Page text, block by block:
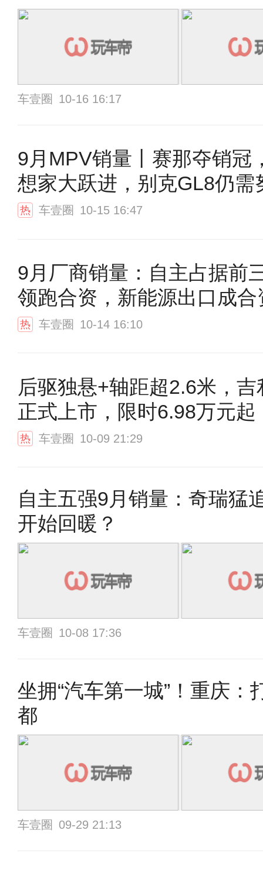
车壹圈 10-16 16:17
9月MPV销量丨赛那夺销冠
想家大跃进，别克GL8仍需
热 车壹圈 10-15 16:47
9月厂商销量：自主占据前
领跑合资，新能源出口成合
热 车壹圈 10-14 16:10
后驱独悬+轴距超2.6米，吉
正式上市，限时6.98万元起
热 车壹圈 10-09 21:29
自主五强9月销量：奇瑞猛
开始回暖？
车壹圈 10-08 17:36
坐拥“汽车第一城”！重庆
都
车壹圈 09-29 21:13